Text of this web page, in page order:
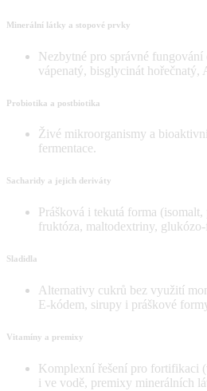
Minerální látky a stopové prvky
Nezbytné pro správné
vápenatý, bisglycinát hořečnatý,
Probiotika a postbiotika
Živé mikroorganismy a
fermentace.
Sacharidy a jejich deriváty
Prášková i tekutá forma (isomalt,
fruktóza, maltodextriny,
Sladidla
Alternativy cukrů bez využití
E-kódem, sirupy i práškové
Vitamíny a premixy
Komplexní řešení pro fortifikaci
i ve vodě, premixy minerálních